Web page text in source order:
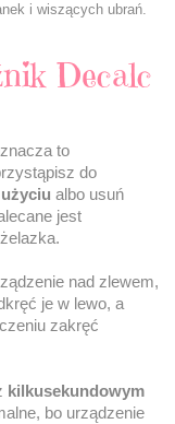
i wiszących ubrań.
Decalc
to
do
albo usuń
jest
żelazka.
nad zlewem,
je w lewo, a
zakręć
kilkusekundowym
bo urządzenie